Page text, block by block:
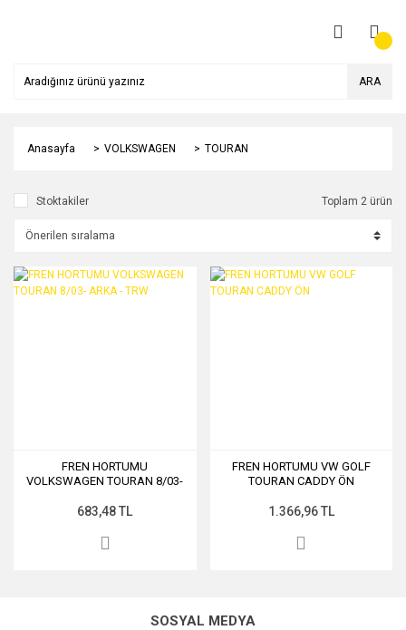
ARA
Anasayfa VOLKSWAGEN TOURAN
Stoktakiler Toplam 2 ürün
FREN HORTUMU
VOLKSWAGEN TOURAN 8/03-
683,48 TL
FREN HORTUMU VW GOLF
TOURAN CADDY ÖN
1.366,96 TL
SOSYAL MEDYA